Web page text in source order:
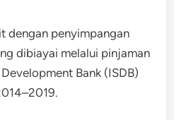
dengan penyimpangan
dibiayai melalui pinjaman
Bank (ISDB)